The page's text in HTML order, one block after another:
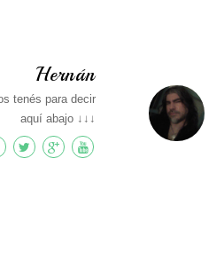
Hernán
tenés para decir
aquí abajo ↓↓↓